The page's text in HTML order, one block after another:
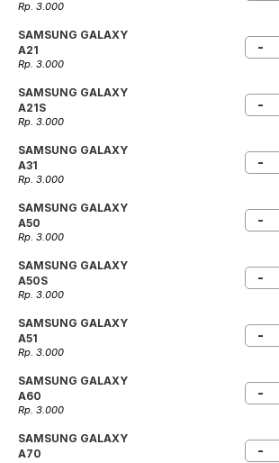
Rp. 3.000
SAMSUNG GALAXY
A21
Rp. 3.000
-
SAMSUNG GALAXY
A21S
Rp. 3.000
-
SAMSUNG GALAXY
A31
Rp. 3.000
-
SAMSUNG GALAXY
A50
Rp. 3.000
-
SAMSUNG GALAXY
A50S
Rp. 3.000
-
SAMSUNG GALAXY
A51
Rp. 3.000
-
SAMSUNG GALAXY
A60
Rp. 3.000
-
SAMSUNG GALAXY
A70
-